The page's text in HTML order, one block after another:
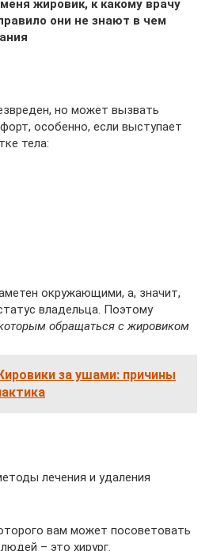
жировик, к какому врачу
они не знают в чем
но может вызвать
особенно, если выступает
тела:
окружающими, а, значит,
владельца. Поэтому
обращаться с жировиком
за ушами: причины
лечения и удаления
вам может посоветовать
– это хирург.